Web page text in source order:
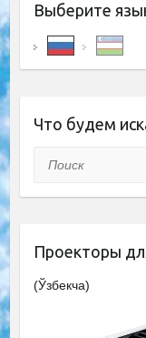
Выберите
Что будем
Поиск
Проекторы
(Ўзбекча)